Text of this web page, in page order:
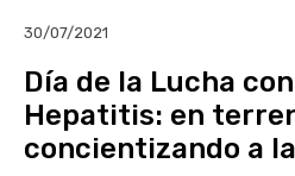
30/07/2021
Día de la Lucha
Hepatitis: en
concientizando a